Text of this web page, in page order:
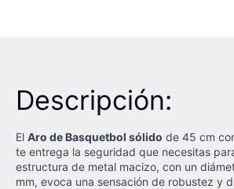
Descripción:
El Aro de Basquetbol sólido de 45 cm
te entrega la seguridad que necesitas
estructura de metal macizo, con un
mm, evoca una sensación de robustez y